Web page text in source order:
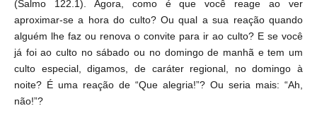
(Salmo 122.1). Agora, como é que você reage ao ver
aproximar-se a hora do culto? Ou qual a sua reação quando
alguém lhe faz ou renova o convite para ir ao culto? E se você
já foi ao culto no sábado ou no domingo de manhã e tem um
culto especial, digamos, de caráter regional, no domingo à
noite? É uma reação de “Que alegria!”? Ou seria mais: “Ah,
não!”?